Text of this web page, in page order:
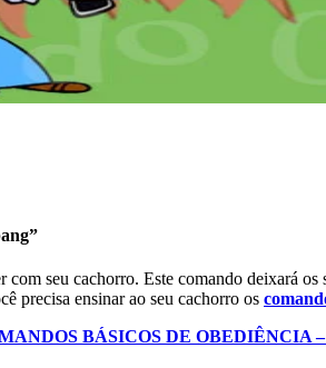
seu cachorro. Este comando deixará
precisa ensinar ao seu cachorro os
BÁSICOS DE OBEDIÊNCIA